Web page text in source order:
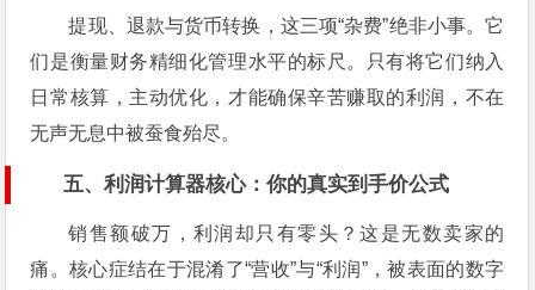
提现、退款与货币转换，这三项“杂费”绝非小事。它
们是衡量财务精细化管理水平的标尺。只有将它们纳入
日常核算，主动优化，才能确保辛苦赚取的利润，不在
无声无息中被蚕食殆尽。
五、利润计算器核心：你的真实到手价公式
销售额破万，利润却只有零头？这是无数卖家的
痛。核心症结在于混淆了“营收”与“利润”，被表面的数字